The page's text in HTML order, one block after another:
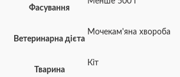
Фасування
Ветеринарна дієта
Мочекам'яна хвороба
Тварина
Кіт